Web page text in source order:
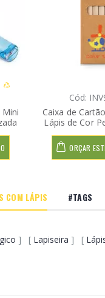
Cód:
Caixa de
Lápis de Cor
ORÇAR
COM LÁPIS #TAGS
] [ Lapiseira ] [